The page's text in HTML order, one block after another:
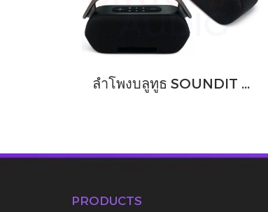
ลำโพงบลูทูธ SOUNDIT รุ่น S60 PRO
PRODUCTS